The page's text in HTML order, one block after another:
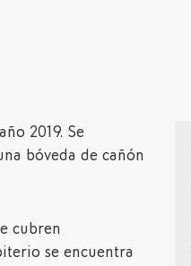
2019. Se
bóveda de cañón
cubren
se encuentra